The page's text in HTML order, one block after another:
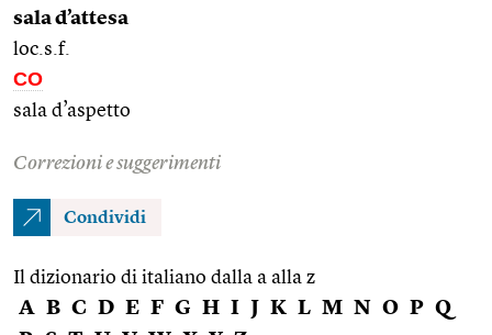
sala d’attesa
loc.s.f.
CO
sala d’aspetto
Correzioni e suggerimenti
Condividi
Il dizionario di italiano dalla a alla z
A B C D E F G H I J K L M N O P Q